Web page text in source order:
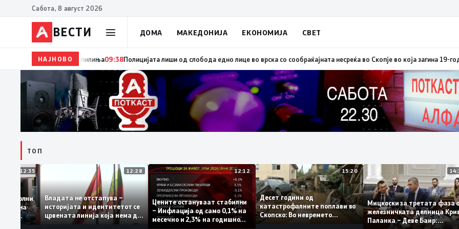
Сабота, 8 август 2026
ВЕСТИ ДОМА МАКЕДОНИЈА ЕКОНОМИЈА СВЕТ
НАЈНОВО09:39Во Албанија се запали комбе со македонски регистарски таблички кое превезувало пилиња 09:38Полицијата лиши од
ТОП
12:35
се задоволни
на
12:28
Владата не отстапува –
историјата и идентитетот се
црвената линија која нема да
се погази
12:12
Цените остануваат стабилни
– Инфлација од само 0,1% на
месечно и 2,3% на годишно
15:20
Десет години од
катастрофалните поплави во
Скопско: Во невремето
Мицкоски за третата
железничката делница
Паланка – Деве Баир: